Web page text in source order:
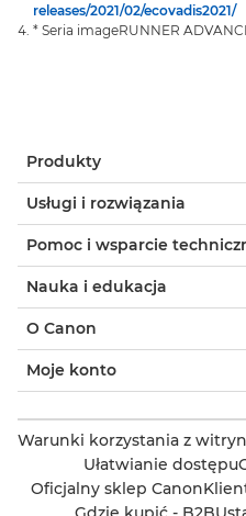
releases/2021/02/ecovadis2021/
* Seria imageRUNNER
Produkty
Usługi i rozwiązania
Pomoc i wsparcie
Nauka i edukacja
O Canon
Moje konto
Warunki korzystania z
Ułatwianie dostępu
Oficjalny sklep Canon